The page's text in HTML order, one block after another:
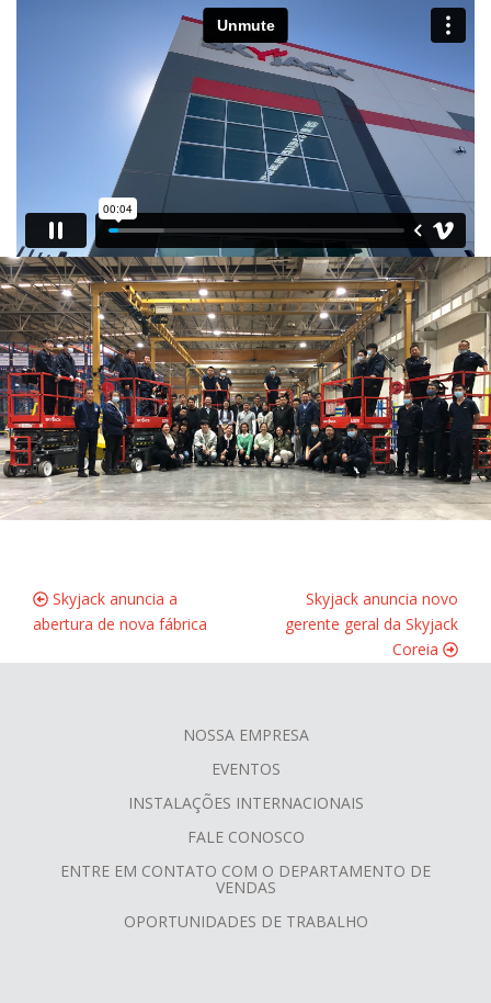
Skyjack anuncia a
abertura de nova fábrica
Skyjack anuncia novo
gerente geral da Skyjack
Coreia
MENU
NOSSA EMPRESA
EVENTOS
INSTALAÇÕES INTERNACIONAIS
FALE CONOSCO
ENTRE EM CONTATO COM O DEPARTAMENTO DE
VENDAS
OPORTUNIDADES DE TRABALHO